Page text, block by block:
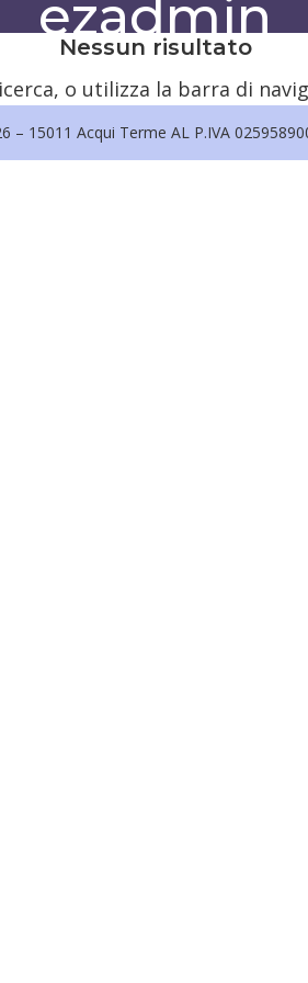
ezadmin
Nessun risultato
o utilizza la barra di
– 15011 Acqui Terme AL P.IVA